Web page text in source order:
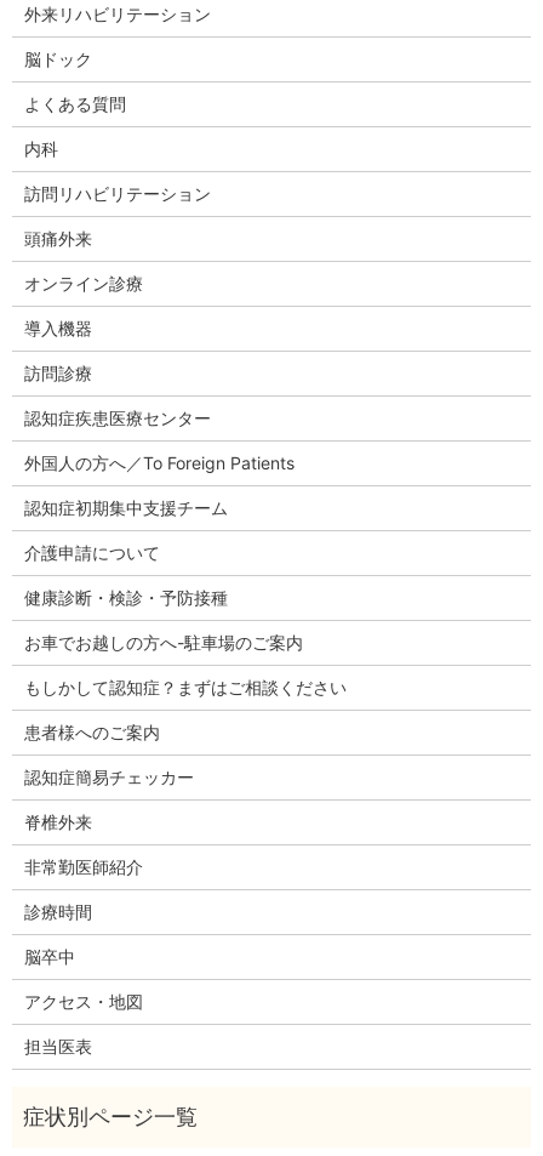
外来リハビリテーション
脳ドック
よくある質問
内科
訪問リハビリテーション
頭痛外来
オンライン診療
導入機器
訪問診療
認知症疾患医療センター
外国人の方へ／To Foreign Patients
認知症初期集中支援チーム
介護申請について
健康診断・検診・予防接種
お車でお越しの方へ-駐車場のご案内
もしかして認知症？まずはご相談ください
患者様へのご案内
認知症簡易チェッカー
脊椎外来
非常勤医師紹介
診療時間
脳卒中
アクセス・地図
担当医表